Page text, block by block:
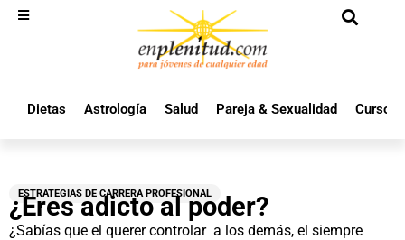
Dietas Astrología Salud Pareja & Sexualidad Cursos
ESTRATEGIAS DE CARRERA PROFESIONAL
¿Eres adicto al poder?
¿Sabías que el querer controlar a los demás, el siempre